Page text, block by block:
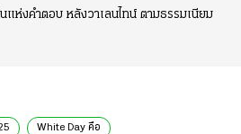
ห่งคำตอบ หลังวาเลนไทน์ ตามธรรมเนียม
White Day คือ